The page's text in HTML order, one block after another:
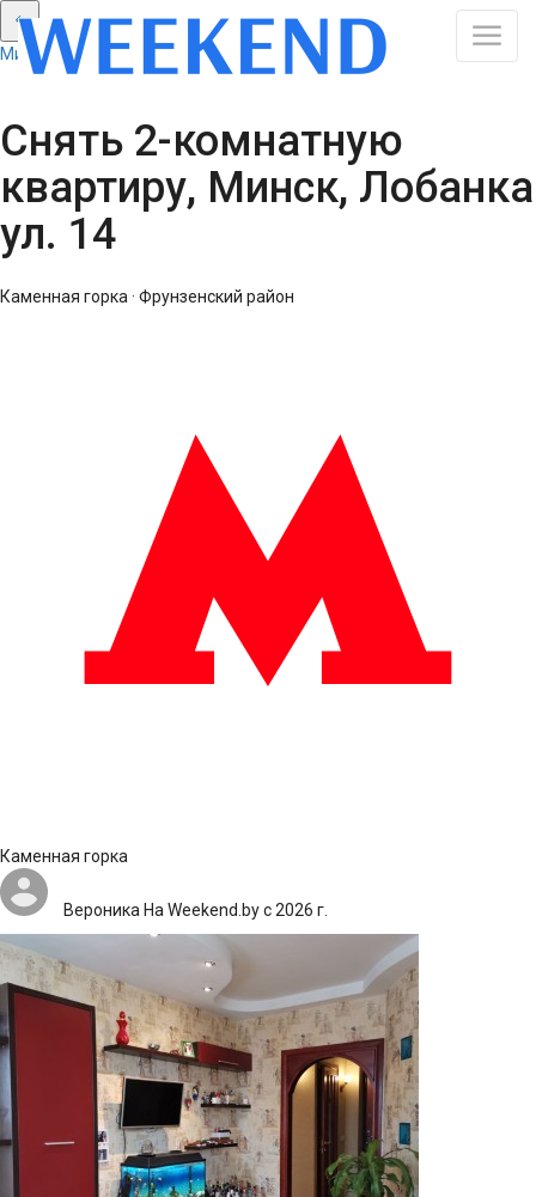
Минск: Смотреть все результаты
Снять 2-комнатную
квартиру, Минск, Лобанка
ул. 14
Каменная горка · Фрунзенский район
Каменная горка
Вероника На Weekend.by с 2026 г.